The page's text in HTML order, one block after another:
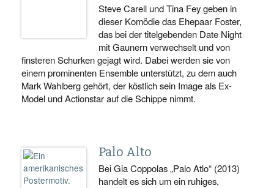
Steve Carell und Tina Fey geben in
dieser Komödie das Ehepaar Foster,
das bei der titelgebenden Date Night
mit Gaunern verwechselt und von
finsteren Schurken gejagt wird. Dabei werden sie von
einem prominenten Ensemble unterstützt, zu dem auch
Mark Wahlberg gehört, der köstlich sein Image als Ex-
Model und Actionstar auf die Schippe nimmt.
Palo Alto
Bei Gia Coppolas „Palo Atlo“ (2013)
handelt es sich um ein ruhiges,